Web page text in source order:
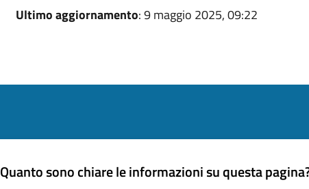
Ultimo aggiornamento: 9 maggio 2025, 09:22
Quanto sono chiare le informazioni su questa